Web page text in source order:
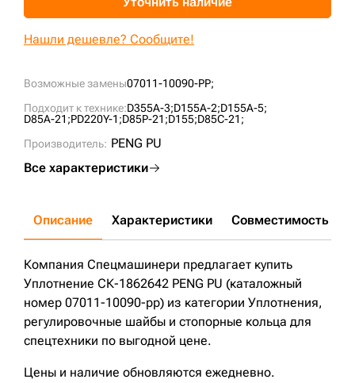
Возможные замены07011-10090-PP;
Подходит к технике:D355A-3;D155A-2;D155A-5;
D85A-21;PD220Y-1;D85P-21;D155;D85C-21;
Производитель: PENG PU
Все характеристики
Нашли дешевле? Сообщите!
Описание Характеристики Совместимость
Компания Спецмашинери предлагает купить
Уплотнение СК-1862642 PENG PU (каталожный
номер 07011-10090-pp) из категории Уплотнения,
регулировочные шайбы и стопорные кольца для
спецтехники по выгодной цене.
Цены и наличие обновляются ежедневно.
+7 (499) 394-50-93